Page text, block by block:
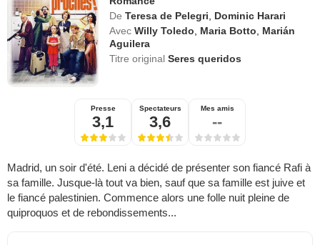
De Teresa de Pelegri
Dominic Harari
Avec Willy Toledo Maria Botto
Marián
Aguilera
Titre originalSeres queridos
Presse
3,1
Spectateurs
3,6
Mes amis
--
Madrid, un soir d'été. Leni a décidé de présenter son fiancé Rafi à
sa famille. Jusque-là tout va bien, sauf que sa famille est juive et
le fiancé palestinien. Commence alors une folle nuit pleine de
quiproquos et de rebondissements...